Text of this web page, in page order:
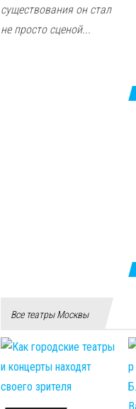
существования он стал
не просто сценой...
Все театры Москвы